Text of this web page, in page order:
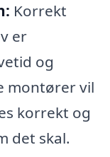
Korrekt
er
og
montører vil
korrekt og
det skal.